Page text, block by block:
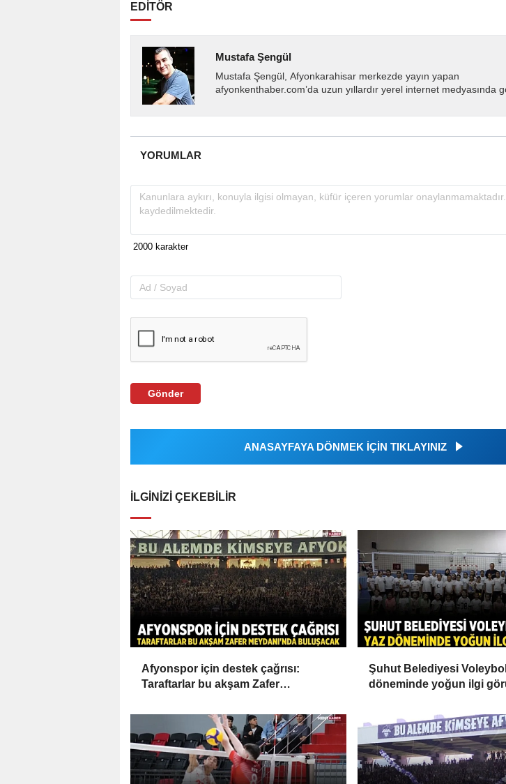
EDİTÖR
Mustafa Şengül
Mustafa Şengül, Afyonkarahisar merkezde yayın yapan
afyonkenthaber.com’da uzun yıllardır yerel internet medyasında
YORUMLAR
Gönder
ANASAYFAYA DÖNMEK İÇİN TIKLAYINIZ
İLGINIZI ÇEKEBILIR
Afyonspor için destek çağrısı:
Taraftarlar bu akşam Zafer
Şuhut Belediyesi
döneminde yoğun ilgi